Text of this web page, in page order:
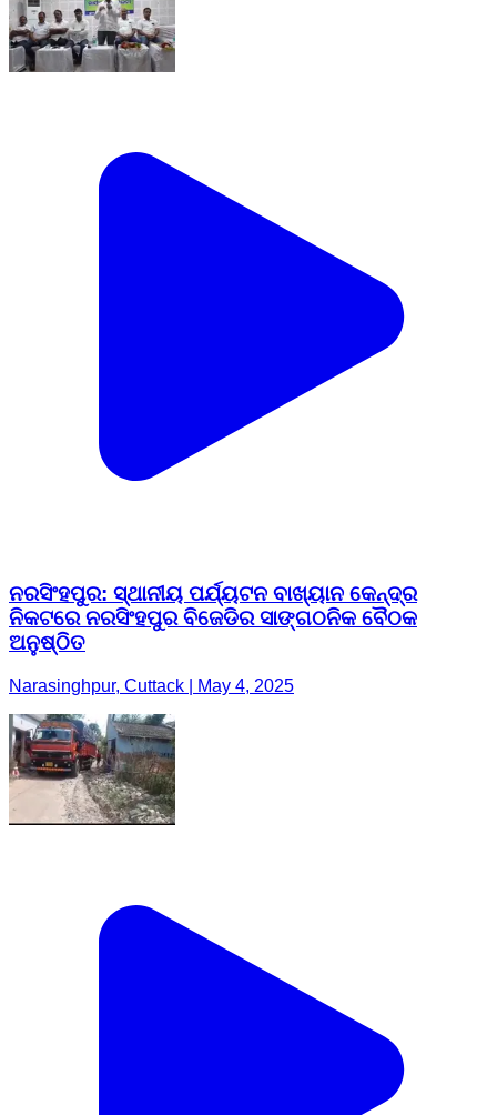
ନରସିଂହପୁର: ସ୍ଥାନୀୟ ପର୍ଯ୍ୟଟନ ବାଖ୍ୟାନ କେନ୍ଦ୍ର
ନିକଟରେ ନରସିଂହପୁର ବିଜେଡିର ସାଙ୍ଗଠନିକ ବୈଠକ
ଅନୁଷ୍ଠିତ
Narasinghpur, Cuttack | May 4, 2025